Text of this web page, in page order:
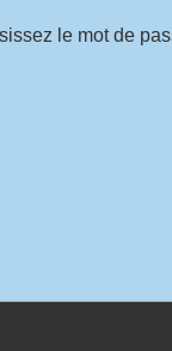
le mot de